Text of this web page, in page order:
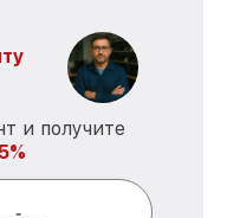
и получите